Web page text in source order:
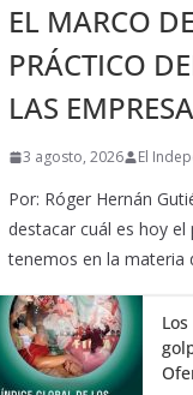
EL MARCO
PRÁCTICO
LAS
3 agosto, 2026 El
Por: Róger Hernán
destacar cuál es hoy el
tenemos en la materia